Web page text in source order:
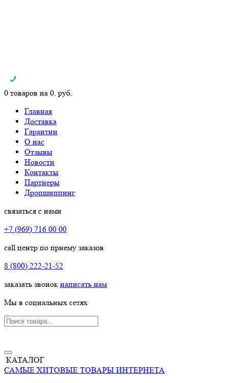
0 товаров на 0. руб.
Главная
Доставка
Гарантии
О нас
Отзывы
Новости
Контакты
Партнеры
Дропшиппинг
связаться с нами
+7 (969) 716 00 00
call центр по приему заказов
8 (800) 222-21-52
заказать звонок написать нам
Мы в социальных сетях
КАТАЛОГ
САМЫЕ ХИТОВЫЕ ТОВАРЫ ИНТЕРНЕТА